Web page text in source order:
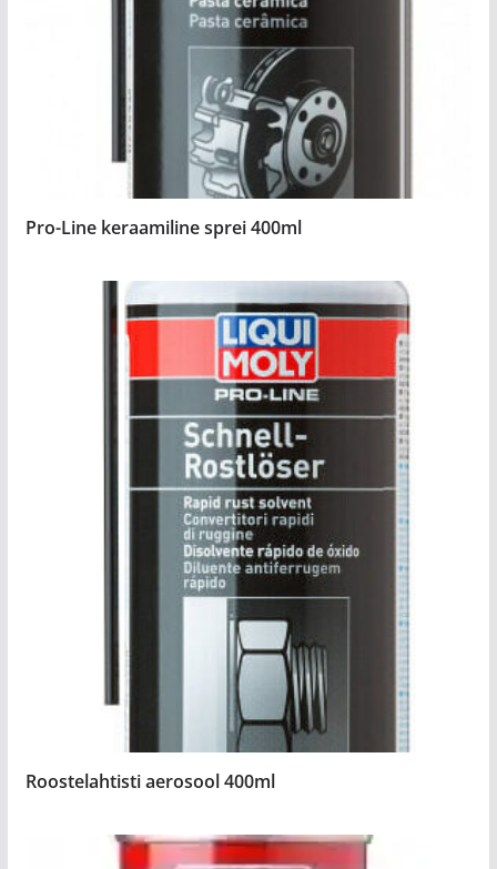
Pro-Line keraamiline sprei 400ml
Roostelahtisti aerosool 400ml